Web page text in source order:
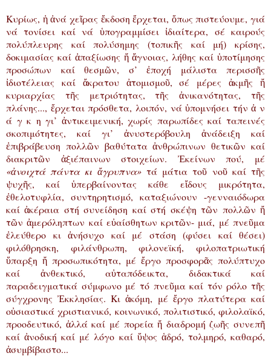
Κυρίως, ἡ ἀνά χεῖρας ἔκδοση ἔρχεται, ὅπως πιστεύουμε, γιά
νά τονίσει καί νά ὑπογραμμίσει ἰδιαίτερα, σέ καιρούς
πολύπλευρης καί πολύσημης (τοπικῆς καί μή) κρίσης,
δοκιμασίας καί ἀπαξίωσης ἤ ἄγνοιας, λήθης καί ὑποτίμησης
προσώπων καί θεσμῶν, σ’ ἐποχή μάλιστα περισσῆς
ἰδιοτέλειας καί ἄκρατου ἀτομισμοῦ, σέ μέρες ἀκμῆς ἤ
κυριαρχίας τῆς μετριότητας, τῆς ἀνικανότητας, τῆς
πλάνης..., ἔρχεται πρόσθετα, λοιπόν, νά ὑπομνήσει τήν ἀ ν
ά γ κ η γι’ ἀντικειμενική, χωρίς παρωπίδες καί ταπεινές
σκοπιμότητες, καί γι’ ἀνυστερόβουλη ἀνάδειξη καί
ἐπιβράβευση πολλῶν βαθύτατα ἀνθρώπινων θετικῶν καί
διακριτῶν ἀξιέπαινων στοιχείων. Ἐκείνων πού, μέ
«ἀνοιχτά πάντα κι ἄγρυπνα»τά μάτια τοῦ νοῦ καί τῆς
ψυχῆς, καί ὑπερβαίνοντας κάθε εἴδους μικρότητα,
ἐθελοτυφλία, συντηρητισμό, καταξιώνουν -γενναιόδωρα
καί ἀκέραια στή συνείδηση καί στή σκέψη τῶν πολλῶν ἤ
τῶν ἀμερόληπτων καί εὐαίσθητων κριτῶν- μιά, μέ πνεῦμα
ἐλεύθερο κι ἀνήσυχο καί μέ στάση (φύσει καί θέσει)
φιλόθρησκη, φιλάνθρωπη, φιλονεϊκή, φιλοπατριωτική
ὕπαρξη ἤ προσωπικότητα, μέ ἔργο προσφορᾶς πολύπτυχο
καί ἀνθεκτικό, αὐταπόδεικτα, διδακτικά καί
παραδειγματικά σύμφωνο μέ τό πνεῦμα καί τόν ρόλο τῆς
σύγχρονης Ἐκκλησίας. Κι ἀκόμη, μέ ἔργο πλατύτερα καί
οὐσιαστικά χριστιανικό, κοινωνικό, πολιτιστικό, φιλολαϊκό,
προοδευτικό, ἀλλά καί μέ πορεία ἤ διαδρομή ζωῆς συνεπῆ
καί ἀνοδική καί μέ λόγο καί ὕψος ἁδρό, τολμηρό, καθαρό,
ἀσυμβίβαστο...